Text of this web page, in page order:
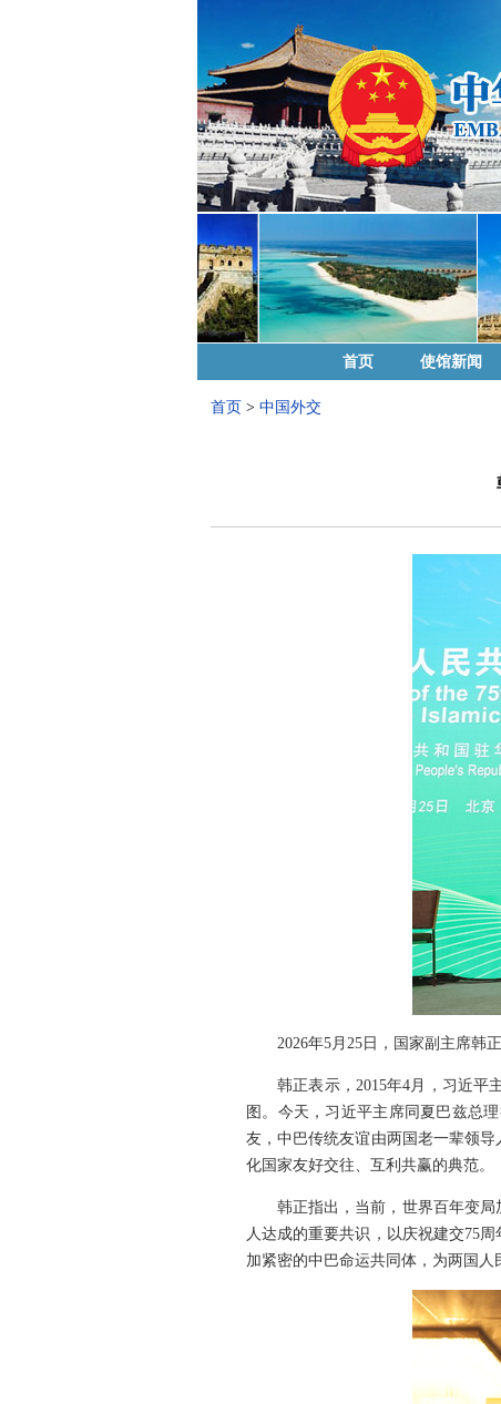
首页 使馆新闻
首页 > 中国外交
2026年5月25日，国家副主席韩
韩正表示，2015年4月，习近平
图。今天，习近平主席同夏巴兹总
友，中巴传统友谊由两国老一辈领
化国家友好交往、互利共赢的典范。
韩正指出，当前，世界百年变
人达成的重要共识，以庆祝建交75
加紧密的中巴命运共同体，为两国人